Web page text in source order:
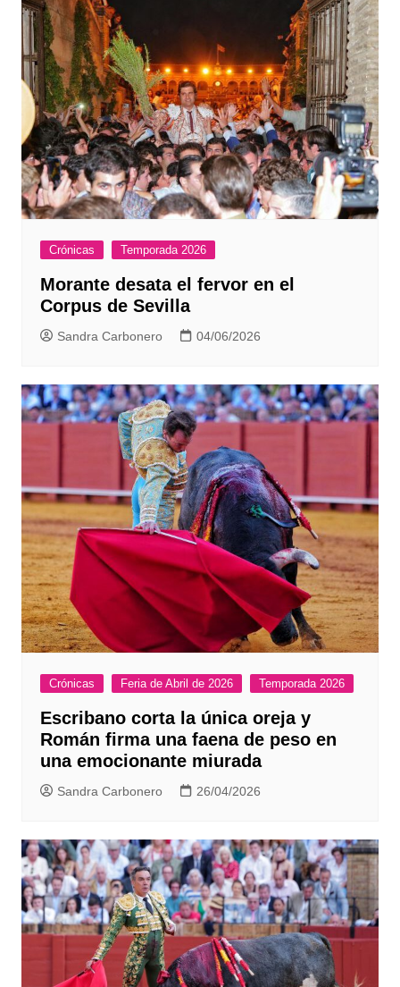
Crónicas Temporada 2026
Morante desata el fervor en el
Corpus de Sevilla
Sandra Carbonero 04/06/2026
Crónicas Feria de Abril de 2026 Temporada 2026
Escribano corta la única oreja y
Román firma una faena de peso en
una emocionante miurada
Sandra Carbonero 26/04/2026